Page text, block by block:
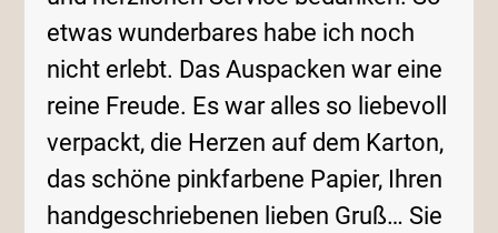
access
the
carousel
buttons
etwas wunderbares habe ich noch
nicht erlebt. Das Auspacken war eine
reine Freude. Es war alles so liebevoll
verpackt, die Herzen auf dem Karton,
das schöne pinkfarbene Papier, Ihren
handgeschriebenen lieben Gruß… Sie